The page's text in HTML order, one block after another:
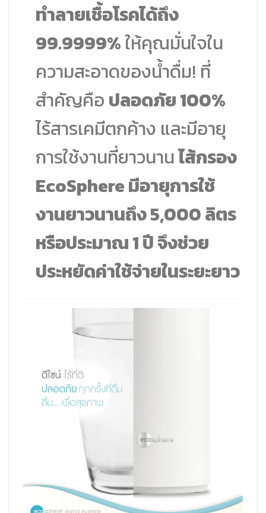
ทำลายเชื้อโรคได้ถึง
99.9999%ให้คุณมั่นใจใน
ความสะอาดของน้ำดื่ม! ที่
สำคัญคือ ปลอดภัย 100%
ไร้สารเคมีตกค้าง และมีอายุ
การใช้งานที่ยาวนานไส้กรอง
EcoSphere มีอายุการใช้
งานยาวนานถึง 5,000 ลิตร
หรือประมาณ 1 ปี จึงช่วย
ประหยัดค่าใช้จ่ายในระยะยาว